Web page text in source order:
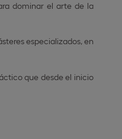
dominar el arte de la
especializados, en
que desde el inicio